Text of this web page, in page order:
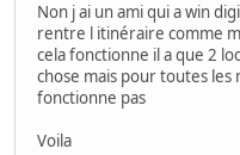
Non j ai un ami qui a win
rentre l itinéraire comme
cela fonctionne il a que 2
chose mais pour toutes les
fonctionne pas
Voila